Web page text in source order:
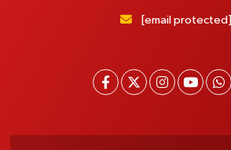
[email protected]